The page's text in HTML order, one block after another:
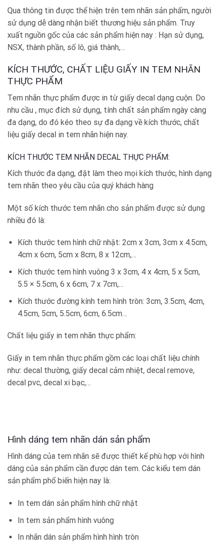
Qua thông tin được thể hiện trên tem nhãn sản phẩm, người
sử dụng dễ dàng nhận biết thương hiệu sản phẩm. Truy
xuất nguồn gốc của các sản phẩm hiện nay : Hạn sử dụng,
NSX, thành phần, số lô, giá thành,…
KÍCH THƯỚC, CHẤT LIỆU GIẤY IN TEM NHÃN
THỰC PHẨM
Tem nhãn thực phẩm được in từ giấy decal dạng cuộn. Do
nhu cầu , mục đích sử dụng, tính chất sản phẩm ngày càng
đa dạng, do đó kéo theo sự đa dạng về kích thước, chất
liệu giấy decal in tem nhãn hiện nay.
KÍCH THƯỚC TEM NHÃN DECAL THỰC PHẨM:
Kích thước đa dạng, đặt làm theo mọi kích thước, hình dạng
tem nhãn theo yêu cầu của quý khách hàng
Một số kích thước tem nhãn cho sản phẩm được sử dụng
nhiều đó là:
Kích thước tem hình chữ nhật: 2cm x 3cm, 3cm x 4.5cm,
4cm x 6cm, 5cm x 8cm, 8 x 12cm,…
Kích thước tem hình vuông 3 x 3cm, 4 x 4cm, 5 x 5cm,
5.5 × 5.5cm, 6 x 6cm, 7 x 7cm,…
Kích thước đường kính tem hình tròn: 3cm, 3.5cm, 4cm,
4.5cm, 5cm, 5.5cm, 6cm, 6.5cm…
Chất liệu giấy in tem nhãn thực phẩm:
Giấy in tem nhãn thực phẩm gồm các loại chất liệu chính
như: decal thường, giấy decal cảm nhiệt, decal remove,
decal pvc, decal xi bạc,…
Hình dáng tem nhãn dán sản phẩm
Hình dáng của tem nhãn sẽ được thiết kế phù hợp với hình
dáng của sản phẩm cần được dán tem. Các kiểu tem dán
sản phẩm phổ biến hiện nay là:
In tem dán sản phẩm hình chữ nhật
In tem sản phẩm hình vuông
In nhãn dán sản phẩm hình hình tròn